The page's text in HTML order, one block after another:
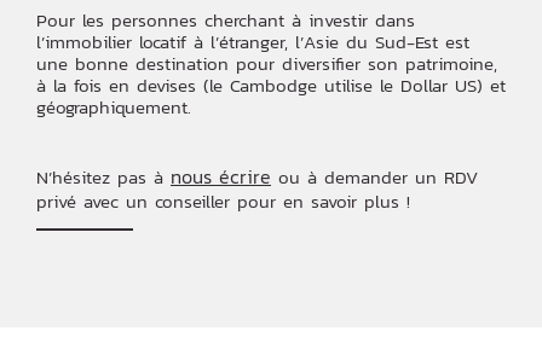
Pour les personnes cherchant à investir dans
l’immobilier locatif à l’étranger, l’Asie du Sud-Est est
une bonne destination pour diversifier son patrimoine,
à la fois en devises (le Cambodge utilise le Dollar US) et
géographiquement.
N’hésitez pas à nous écrire ou à demander un RDV
privé avec un conseiller pour en savoir plus !